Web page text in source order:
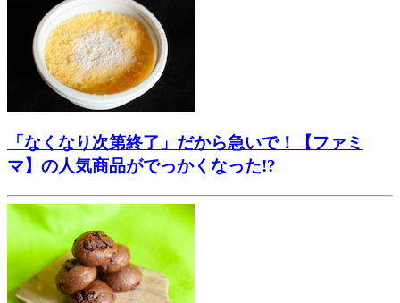
「なくなり次第終了」だから急いで！【ファミ
マ】の人気商品がでっかくなった!?